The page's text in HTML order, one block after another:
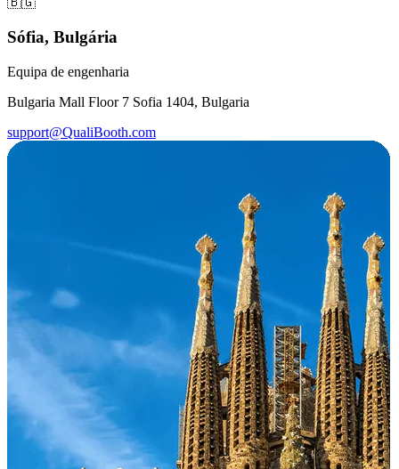
Sófia, Bulgária
Equipa de engenharia
Bulgaria Mall Floor 7 Sofia 1404, Bulgaria
support@QualiBooth.com